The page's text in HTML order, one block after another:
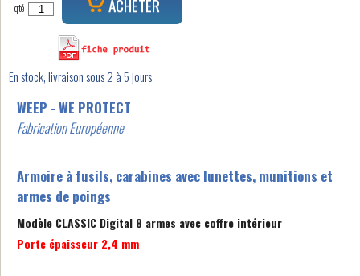
qté ACHETER
En stock, livraison sous 2 à 5 jours
WEEP - WE PROTECT
Fabrication Européenne
Armoire à fusils, carabines avec lunettes, munitions et
armes de poings
Modèle CLASSIC Digital 8 armes avec coffre intérieur
Porte épaisseur 2,4 mm